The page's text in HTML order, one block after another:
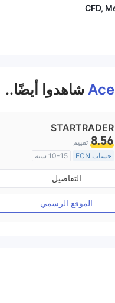
CFD,
شاهدوا أيضًا..
STARTRADER
8.56 تقييم
حساب ECN
10-15 سنة
منظمة في أستراليا
صناعة السوق (MM)
رخصة كاملة ميتاتريدر ٤
التفاصيل
الموقع الرسمي